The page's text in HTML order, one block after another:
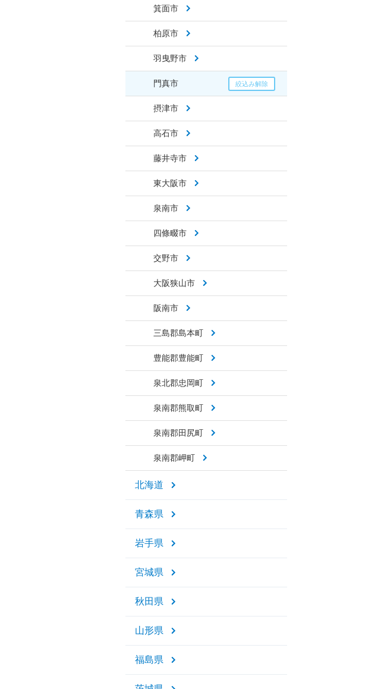
箕面市
柏原市
羽曳野市
門真市
摂津市
高石市
藤井寺市
東大阪市
泉南市
四條畷市
交野市
大阪狭山市
阪南市
三島郡島本町
豊能郡豊能町
泉北郡忠岡町
泉南郡熊取町
泉南郡田尻町
泉南郡岬町
北海道
青森県
岩手県
宮城県
秋田県
山形県
福島県